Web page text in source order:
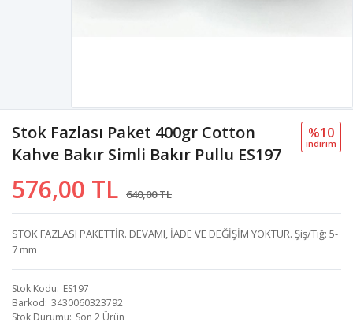
Stok Fazlası Paket 400gr Cotton
Kahve Bakır Simli Bakır Pullu ES197
576,00 TL 640,00 TL
%10
i̇ndi̇ri̇m
STOK FAZLASI PAKETTİR. DEVAMI, İADE VE DEĞİŞİM YOKTUR. Şiş/Tığ: 5-
7 mm
Stok Kodu ES197
Barkod 3430060323792
Stok Durumu Son 2 Ürün